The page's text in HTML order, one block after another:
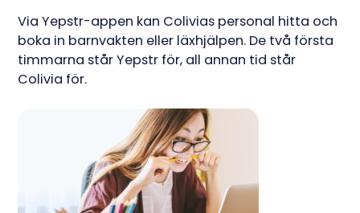
Via Yepstr-appen kan Colivias personal hitta och
boka in barnvakten eller läxhjälpen. De två första
timmarna står Yepstr för, all annan tid står
Colivia för.